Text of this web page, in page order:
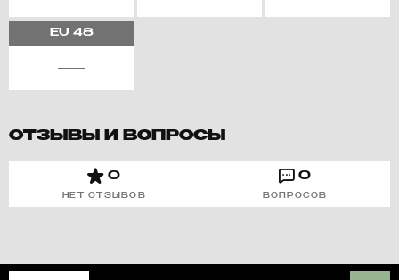
EU48
ОТЗЫВЫ И ВОПРОСЫ
0
НЕТ ОТЗЫВОВ
0
ВОПРОСОВ